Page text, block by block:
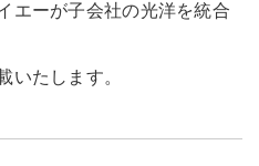
エーが子会社の光洋を統合
いたします。